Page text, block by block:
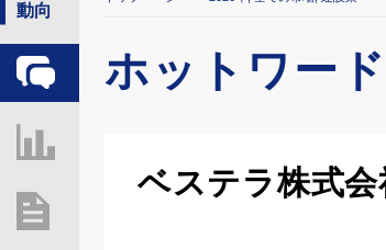
動向
ホットワード分析
ホットワード
ベステラ株式会